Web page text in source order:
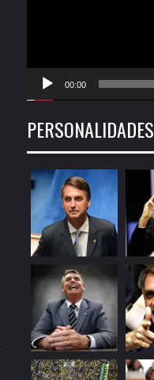
00:00
PERSONALIDADES